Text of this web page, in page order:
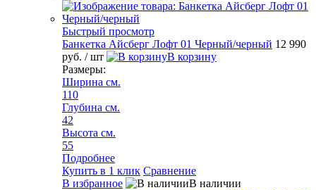
Быстрый просмотр
Банкетка Айсберг Лофт 01 Черный/черный 12 990
руб. / шт
В корзину
Размеры:
Ширина см.
110
Глубина см.
42
Высота см.
55
Подробнее
Купить в 1 клик Сравнение
В избранное
В наличии